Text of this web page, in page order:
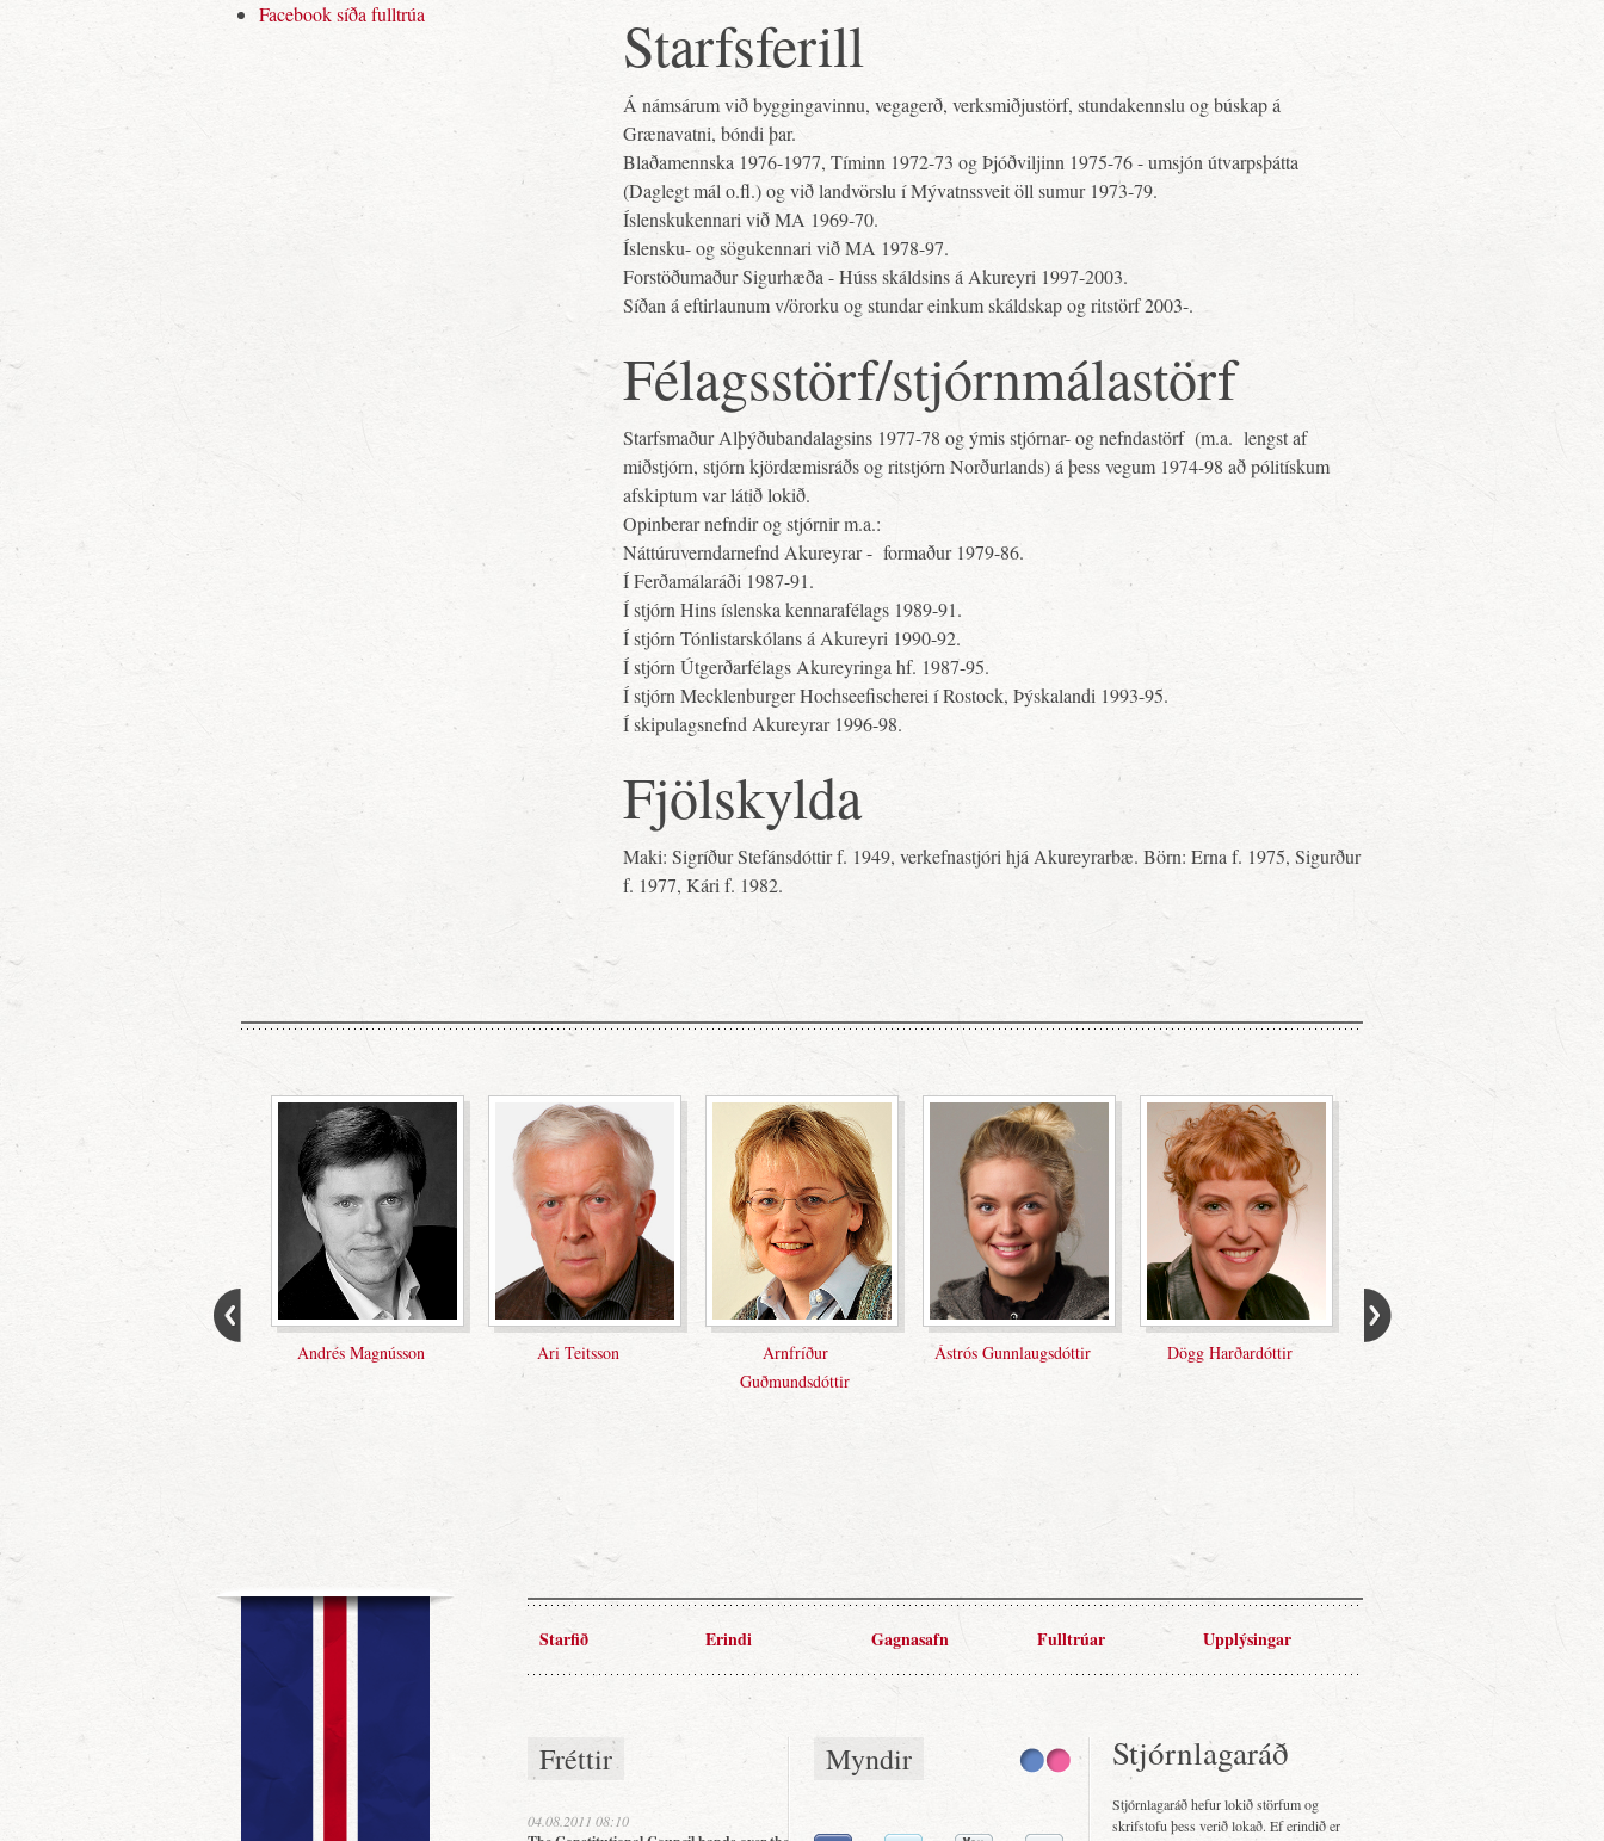
Facebook síða fulltrúa
Starfsferill
Á námsárum við byggingavinnu, vegagerð, verksmiðjustörf, stundakennslu og búskap á
Grænavatni, bóndi þar.
Blaðamennska 1976-1977, Tíminn 1972-73 og Þjóðviljinn 1975-76 - umsjón útvarpsþátta
(Daglegt mál o.fl.) og við landvörslu í Mývatnssveit öll sumur 1973-79.
Íslenskukennari við MA 1969-70.
Íslensku- og sögukennari við MA 1978-97.
Forstöðumaður Sigurhæða - Húss skáldsins á Akureyri 1997-2003.
Síðan á eftirlaunum v/örorku og stundar einkum skáldskap og ritstörf 2003-.
Félagsstörf/stjórnmálastörf
Starfsmaður Alþýðubandalagsins 1977-78 og ýmis stjórnar- og nefndastörf (m.a. lengst af
miðstjórn, stjórn kjördæmisráðs og ritstjórn Norðurlands) á þess vegum 1974-98 að pólitískum
afskiptum var látið lokið.
Opinberar nefndir og stjórnir m.a.:
Náttúruverndarnefnd Akureyrar - formaður 1979-86.
Í Ferðamálaráði 1987-91.
Í stjórn Hins íslenska kennarafélags 1989-91.
Í stjórn Tónlistarskólans á Akureyri 1990-92.
Í stjórn Útgerðarfélags Akureyringa hf. 1987-95.
Í stjórn Mecklenburger Hochseefischerei í Rostock, Þýskalandi 1993-95.
Í skipulagsnefnd Akureyrar 1996-98.
Fjölskylda
Maki: Sigríður Stefánsdóttir f. 1949, verkefnastjóri hjá Akureyrarbæ. Börn: Erna f. 1975, Sigurður
f. 1977, Kári f. 1982.
Örn Bárður Jónsson Andrés Magnússon Ari Teitsson
Arnfríður
Guðmundsdóttir
Ástrós Gunnlaugsdóttir Dögg Harðardóttir
Eiríkur Bergmann
Starfið Erindi Gagnasafn Fulltrúar Upplýsingar
Fréttir
04.08.2011 08:10
Myndir Stjórnlagaráð
Stjórnlagaráð hefur lokið störfum og
skrifstofu þess verið lokað. Ef erindið er